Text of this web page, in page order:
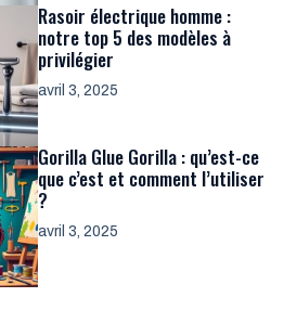
Rasoir électrique homme :
notre top 5 des modèles à
privilégier
avril 3, 2025
Gorilla Glue Gorilla : qu’est-ce
que c’est et comment l’utiliser
?
avril 3, 2025